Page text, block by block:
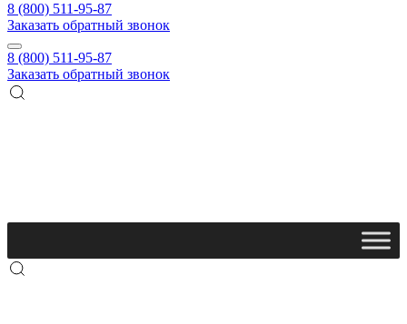
8 (800) 511-95-87
Заказать обратный звонок
8 (800) 511-95-87
Заказать обратный звонок